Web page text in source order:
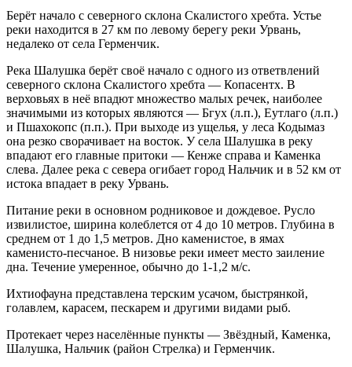
Берёт начало с северного склона Скалистого хребта. Устье
реки находится в 27 км по левому берегу реки Урвань,
недалеко от села Герменчик.
Река Шалушка берёт своё начало с одного из ответвлений
северного склона Скалистого хребта — Копасентх. В
верховьях в неё впадют множество малых речек, наиболее
значимыми из которых являются — Бгух (л.п.), Еутлаго (л.п.)
и Пшахокопс (п.п.). При выходе из ущелья, у леса Кодымаз
она резко сворачивает на восток. У села Шалушка в реку
впадают его главные притоки — Кенже справа и Каменка
слева. Далее река с севера огибает город Нальчик и в 52 км от
истока впадает в реку Урвань.
Питание реки в основном родниковое и дождевое. Русло
извилистое, ширина колеблется от 4 до 10 метров. Глубина в
среднем от 1 до 1,5 метров. Дно каменистое, в ямах
каменисто-песчаное. В низовье реки имеет место заиление
дна. Течение умеренное, обычно до 1-1,2 м/с.
Ихтиофауна представлена терским усачом, быстрянкой,
голавлем, карасем, пескарем и другими видами рыб.
Протекает через населённые пункты — Звёздный, Каменка,
Шалушка, Нальчик (район Стрелка) и Герменчик.